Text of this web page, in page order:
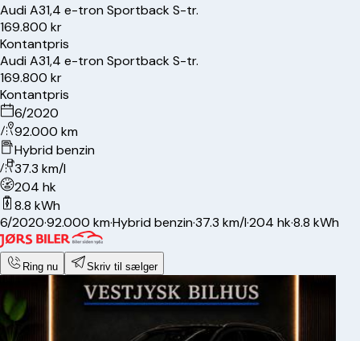
AudiA31,4 e-tron Sportback S-tr.
169.800 kr
Kontantpris
AudiA31,4 e-tron Sportback S-tr.
169.800 kr
Kontantpris
6/2020
92.000 km
Hybrid benzin
37.3 km/l
204 hk
8.8 kWh
6/2020·92.000 km·Hybrid benzin·37.3 km/l·204 hk·8.8 kWh
Ring nu Skriv til sælger